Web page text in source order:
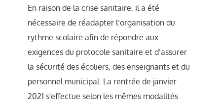
En raison de la crise sanitaire, il a été
nécessaire de réadapter l’organisation du
rythme scolaire afin de répondre aux
exigences du protocole sanitaire et d’assurer
la sécurité des écoliers, des enseignants et du
personnel municipal. La rentrée de janvier
2021 s'effectue selon les mêmes modalités